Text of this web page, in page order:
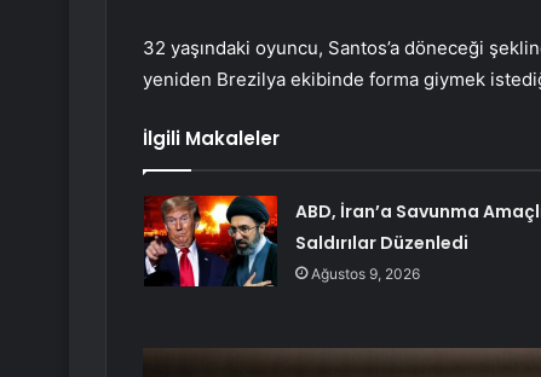
32 yaşındaki oyuncu, Santos’a döneceği
yeniden Brezilya ekibinde forma giymek
İlgili Makaleler
ABD, İran’a Savunma
Saldırılar Düzenledi
Ağustos 9, 2026